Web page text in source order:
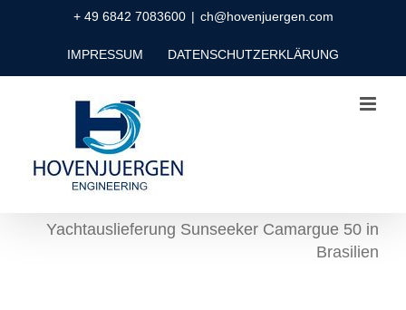
+ 49 6842 7083600 | ch@hovenjuergen.com
IMPRESSUM DATENSCHUTZERKLÄRUNG
Yachtauslieferung Sunseeker Camargue 50 in
Brasilien